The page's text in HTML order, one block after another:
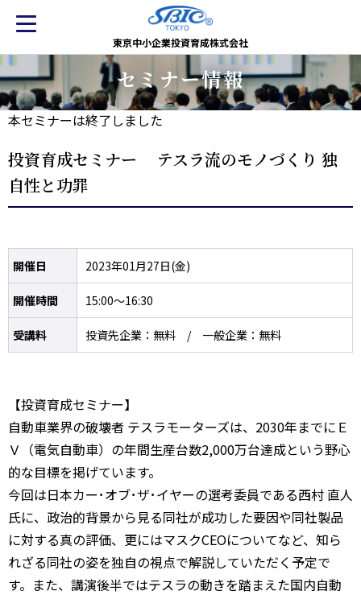
東京中小企業投資育成株式会社
セミナー情報
本セミナーは終了しました
投資育成セミナー テスラ流のモノづくり 独
自性と功罪
開催日 2023年01月27日(金)
開催時間 15:00～16:30
受講料 投資先企業：無料 / 一般企業：無料
【投資育成セミナー】
自動車業界の破壊者 テスラモーターズは、2030年までにＥ
Ｖ（電気自動車）の年間生産台数2,000万台達成という野心
的な目標を掲げています。
今回は日本カー･オブ･ザ･イヤーの選考委員である西村 直人
氏に、政治的背景から見る同社が成功した要因や同社製品
に対する真の評価、更にはマスクCEOについてなど、知ら
れざる同社の姿を独自の視点で解説していただく予定で
す。また、講演後半ではテスラの動きを踏まえた国内自動